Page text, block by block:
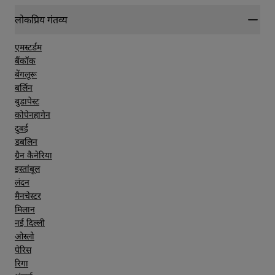
लोकप्रिय गंतव्य
एमस्टर्डम
बैंकॉक
बेंगलूरू
बर्लिन
बुडापेस्ट
कोपेनहागेन
दुबई
डबलिन
ग्रैन कैनेरिया
इस्तांबूल
लंदन
मैनचेस्टर
मिलान
नई दिल्ली
ओस्लो
पेरिस
रिगा